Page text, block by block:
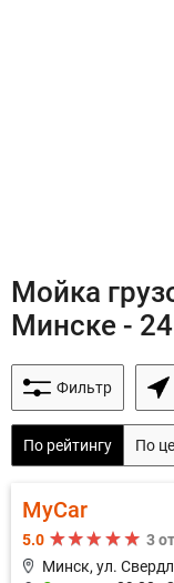
Мойка
Минске - 24
Фильтр
По рейтингу По
MyCar
5.0
3
Минск, ул.